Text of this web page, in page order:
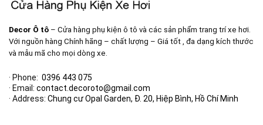
Decor Ô tô – Cửa hàng phụ kiện ô tô và các sản phẩm trang trí xe hơi.
Với nguồn hàng Chính hãng – chất lượng – Giá tốt , đa dạng kích thước
và mẫu mã cho mọi dòng xe.
· Phone: 0396 443 075
· Email: contact.decoroto@gmail.com
· Address: Chung cư Opal Garden, Đ. 20, Hiệp Bình, Hồ Chí Minh